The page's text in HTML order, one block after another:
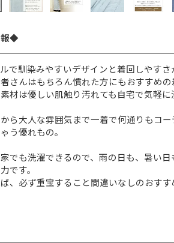
◆
で馴染みやすいデザインと着回しやすさ
さんはもちろん慣れた方にもおすすめの
材は優しい肌触り汚れても自宅で気軽
ら大人な雰囲気まで一着で何通りもコ
う優れもの。
でも洗濯できるので、雨の日も、暑い
です。
、必ず重宝すること間違いなしのおすす